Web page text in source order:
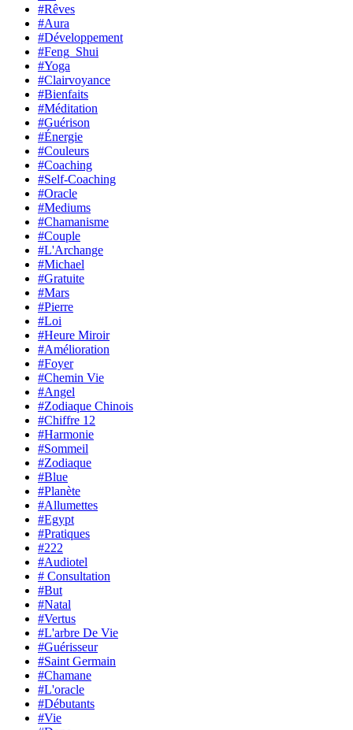
#Rêves
#Aura
#Développement
#Feng_Shui
#Yoga
#Clairvoyance
#Bienfaits
#Méditation
#Guérison
#Énergie
#Couleurs
#Coaching
#Self-Coaching
#Oracle
#Mediums
#Chamanisme
#Couple
#L'Archange
#Michael
#Gratuite
#Mars
#Pierre
#Loi
#Heure Miroir
#Amélioration
#Foyer
#Chemin Vie
#Angel
#Zodiaque Chinois
#Chiffre 12
#Harmonie
#Sommeil
#Zodiaque
#Blue
#Planète
#Allumettes
#Egypt
#Pratiques
#222
#Audiotel
# Consultation
#But
#Natal
#Vertus
#L'arbre De Vie
#Guérisseur
#Saint Germain
#Chamane
#L'oracle
#Débutants
#Vie